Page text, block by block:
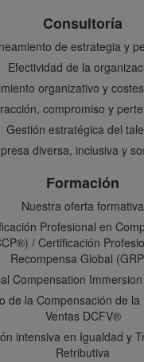
Consultoría
de estrategia y
Efectividad de la
organizativo y
compromiso y
Gestión estratégica del
diversa, inclusiva y
Formación
Nuestra oferta formativa
Profesional en
/ Certificación
Recompensa Global
Compensation
de la Compensación de la
Ventas DCFV®
intensiva en Igualdad y
Retributiva